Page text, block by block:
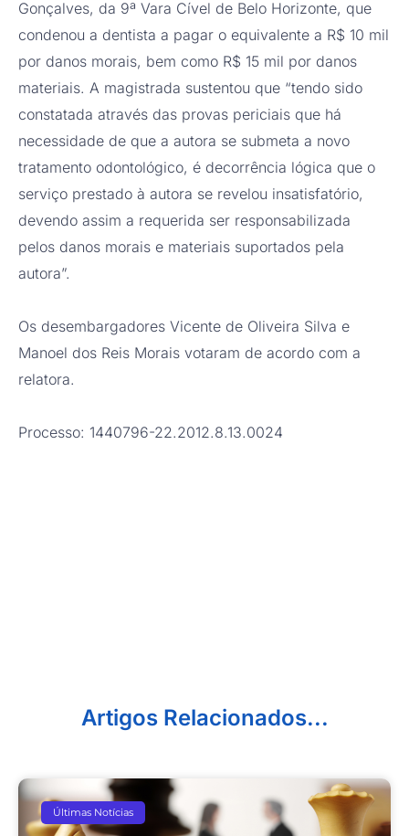
Gonçalves, da 9ª Vara Cível de Belo Horizonte, que
condenou a dentista a pagar o equivalente a R$ 10 mil
por danos morais, bem como R$ 15 mil por danos
materiais. A magistrada sustentou que “tendo sido
constatada através das provas periciais que há
necessidade de que a autora se submeta a novo
tratamento odontológico, é decorrência lógica que o
serviço prestado à autora se revelou insatisfatório,
devendo assim a requerida ser responsabilizada
pelos danos morais e materiais suportados pela
autora”.
Os desembargadores Vicente de Oliveira Silva e
Manoel dos Reis Morais votaram de acordo com a
relatora.
Processo: 1440796-22.2012.8.13.0024
Artigos Relacionados...
Últimas Notícias